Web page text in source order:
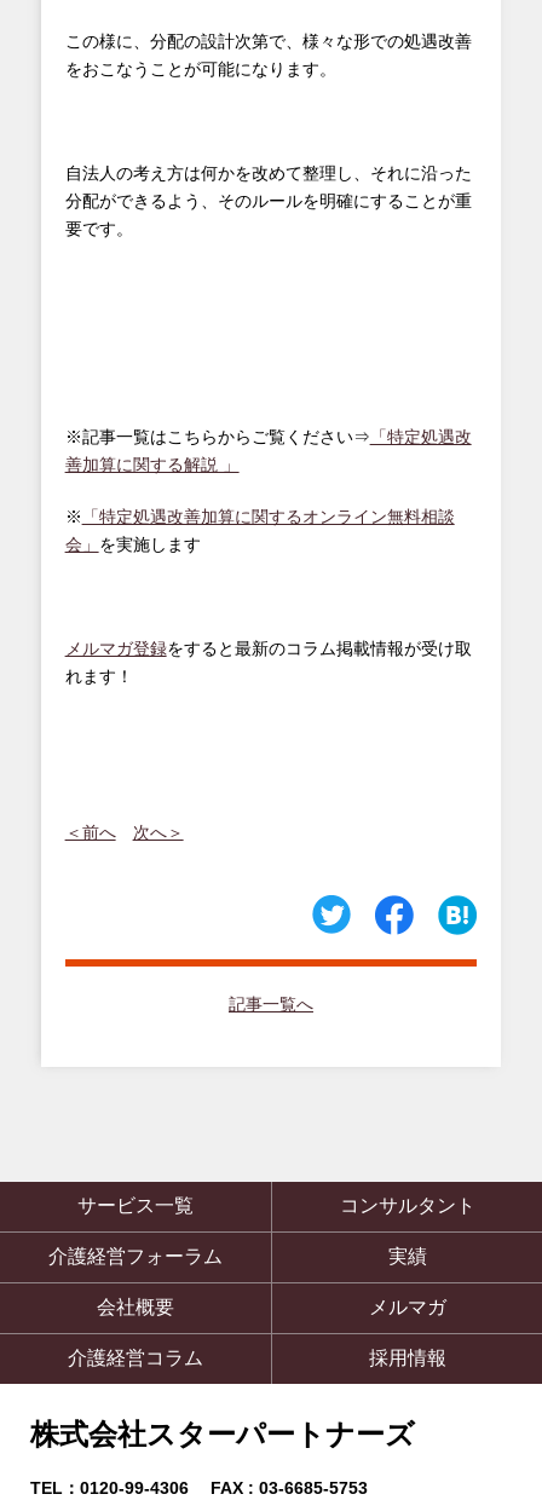
この様に、分配の設計次第で、様々な形での処遇改善
をおこなうことが可能になります。
自法人の考え方は何かを改めて整理し、それに沿った
分配ができるよう、そのルールを明確にすることが重
要です。
※記事一覧はこちらからご覧ください⇒ 「特定処遇改
善加算に関する解説 」
※ 「特定処遇改善加算に関するオンライン無料相談
会」 を実施します
メルマガ登録をすると最新のコラム掲載情報が受け取
れます！
＜前へ 次へ＞
記事一覧へ
サービス一覧 コンサルタント
介護経営フォーラム 実績
会社概要 メルマガ
介護経営コラム 採用情報
株式会社スターパートナーズ
TEL：0120-99-4306 FAX : 03-6685-5753